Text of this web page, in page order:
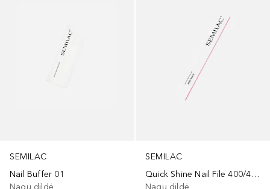
SEMILAC
Nail Buffer 01
Nagų dildė
SEMILAC
Quick Shine Nail File 400/4000
Nagų dildė